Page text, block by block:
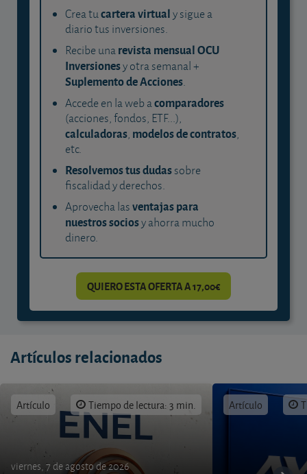
Crea tucartera virtualy sigue a
diario tus inversiones.
Recibe unarevista mensual OCU
Inversionesy otra semanal +
Suplemento de Acciones.
Accede en la web acomparadores
(acciones, fondos, ETF...),
calculadoras, modelos de contratos,
etc.
Resolvemos tus dudassobre
fiscalidad y derechos.
Aprovecha lasventajas para
nuestros sociosy ahorra mucho
dinero.
QUIERO ESTA OFERTA A 17,00€
Artículos relacionados
Artículo Tiempo de lectura: 3 min.
viernes, 7 de agosto de 2026
Artículo